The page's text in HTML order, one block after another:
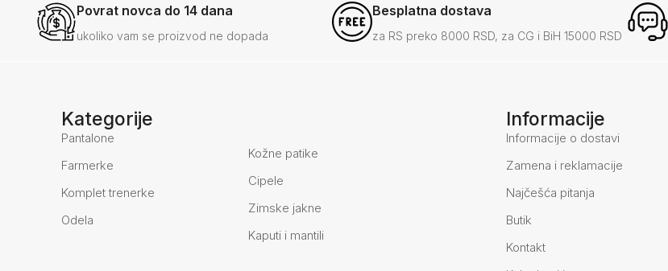
Povrat novca do 14 dana
ukoliko vam se proizvod ne dopada
Besplatna dostava
za RS preko 8000 RSD, za CG i BiH 15000 RSD
Kategorije
Pantalone
Farmerke
Komplet trenerke
Odela
Kožne patike
Cipele
Zimske jakne
Kaputi i mantili
Informacije
Informacije o dostavi
Zamena i reklamacije
Najčešća pitanja
Butik
Kontakt